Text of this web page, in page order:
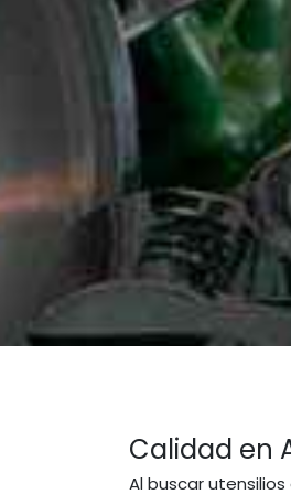
Calidad en
Al buscar